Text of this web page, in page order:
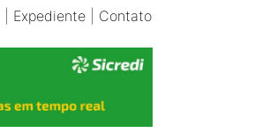
Expediente| Contato